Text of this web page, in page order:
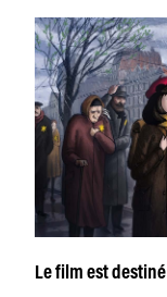
Le film est